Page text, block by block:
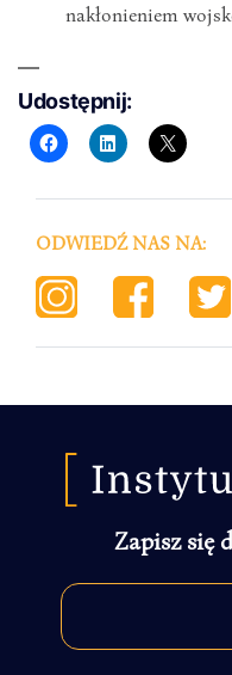
nakłonieniem
Udostępnij:
ODWIEDŹ NAS NA:
Zapisz się